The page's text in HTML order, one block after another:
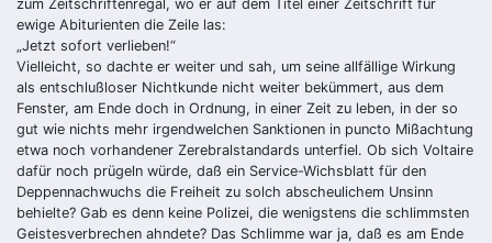
zum Zeitschriftenregal, wo er auf dem Titel einer Zeitschrift für
ewige Abituri­enten die Zeile las:
„Jetzt sofort verlieben!“
Vielleicht, so dachte er weiter und sah, um seine allfällige Wirkung
als ent­schlußloser Nichtkunde nicht weiter bekümmert, aus dem
Fenster, am Ende doch in Ordnung, in einer Zeit zu leben, in der so
gut wie nichts mehr ir­gendwelchen Sanktionen in puncto Mißachtung
etwa noch vorhandener Ze­rebralstandards unterfiel. Ob sich Voltaire
dafür noch prügeln würde, daß ein Service-Wichsblatt für den
Deppennach­wuchs die Freiheit zu solch ab­scheulichem Unsinn
behielte? Gab es denn keine Polizei, die wenigstens die schlimmsten
Geistesverbrechen ahndete? Das Schlimme war ja, daß es am Ende